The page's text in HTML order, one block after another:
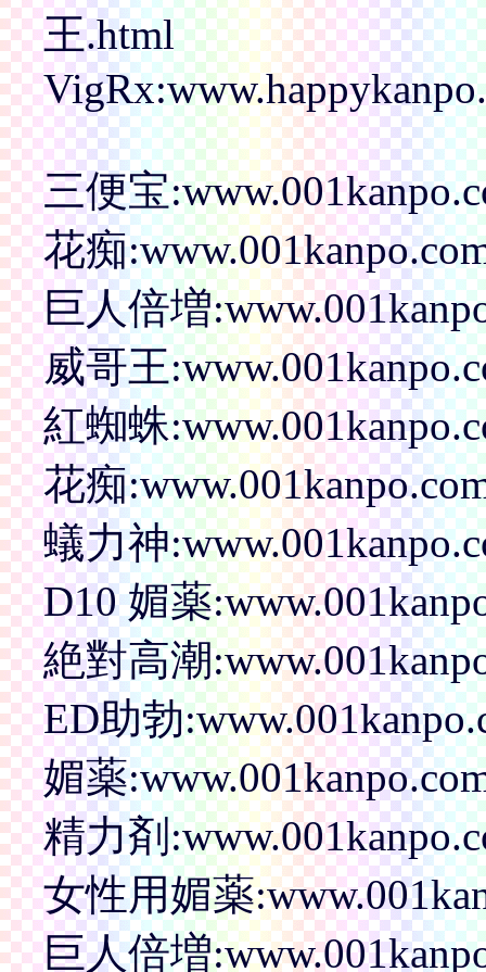
王.html
三便宝
花痴
巨人倍増
威哥王
紅蜘蛛
花痴
蟻力神
D10 媚薬
絶對高潮
ED助勃
媚薬
精力剤
女性用媚薬
巨人倍増